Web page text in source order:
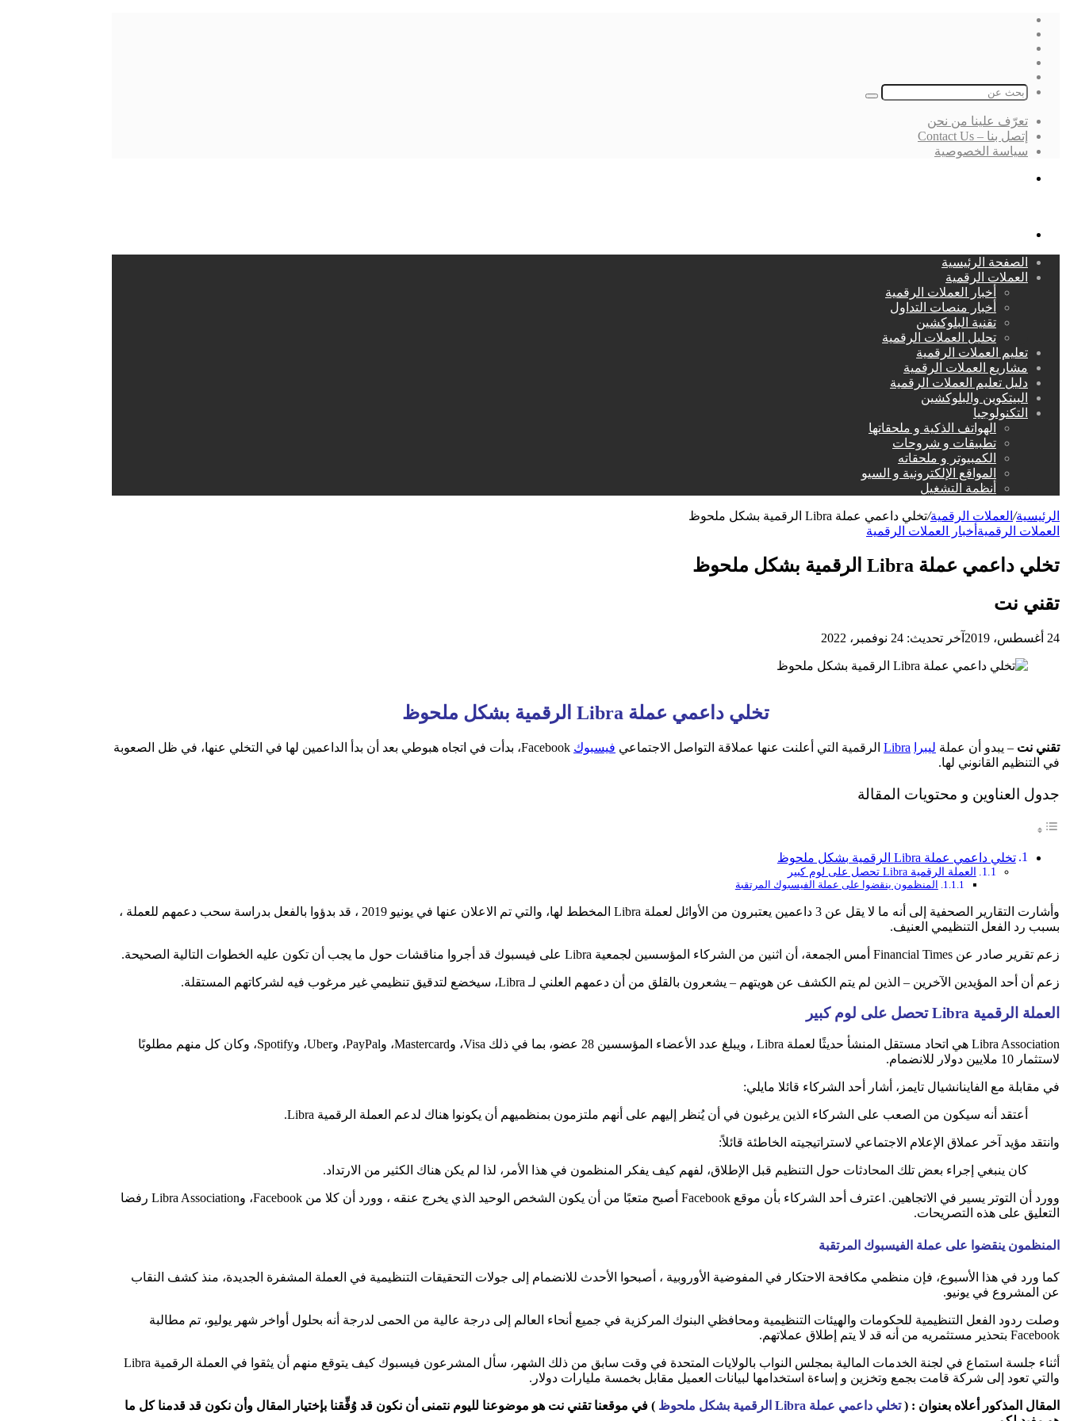
بحث
تعرّف علينا من نحن
إتصل بنا – Contact Us
سياسة الخصوصية
الصفحة الرئيسية
العملات الرقمية
أخبار العملات الرقمية
أخبار منصات التداول
تقنية البلوكشين
تحليل العملات الرقمية
تعليم العملات الرقمية
مشاريع العملات الرقمية
دليل تعليم العملات الرقمية
البيتكوين والبلوكشين
التكنولوجيا
الهواتف الذكية و ملحقاتها
تطبيقات و شروحات
الكمبيوتر و ملحقاته
المواقع الإلكترونية و السيو
أنظمة التشغيل
الرئيسية/ العملات الرقمية/تخلي داعمي عملة Libra الرقمية بشكل ملحوظ
العملات الرقمية أخبار العملات الرقمية
تخلي داعمي عملة Libra الرقمية بشكل ملحوظ
تقني نت
24 أغسطس، 2019 آخر تحديث: 24 نوفمبر، 2022
تخلي داعمي عملة Libra الرقمية بشكل ملحوظ
تقني نت – يبدو أن عملة ليبرا Libra الرقمية التي أعلنت عنها عملاقة التواصل الاجتماعي فيسبوك
Facebook، بدأت في اتجاه هبوطي بعد أن بدأ الداعمين لها في التخلي عنها، في ظل الصعوبة
في التنظيم القانوني لها.
جدول العناوين و محتويات المقالة
تخلي داعمي عملة Libra الرقمية بشكل ملحوظ
العملة الرقمية Libra تحصل على لوم كبير
المنظمون ينقضوا على عملة الفيسبوك المرتقبة
وأشارت التقارير الصحفية إلى أنه ما لا يقل عن 3 داعمين يعتبرون من الأوائل لعملة Libra المخطط لها، والتي تم الاعلان عنها في يونيو 2019 ، قد بدؤوا بالفعل بدراسة سحب دعمهم للعملة ،
بسبب رد الفعل التنظيمي العنيف.
زعم تقرير صادر عن Financial Times أمس الجمعة، أن اثنين من الشركاء المؤسسين لجمعية Libra على فيسبوك قد أجروا مناقشات حول ما يجب أن تكون عليه الخطوات التالية الصحيحة.
زعم أن أحد المؤيدين الآخرين – الذين لم يتم الكشف عن هويتهم – يشعرون بالقلق من أن دعمهم العلني لـ Libra، سيخضع لتدقيق تنظيمي غير مرغوب فيه لشركاتهم المستقلة.
العملة الرقمية Libra تحصل على لوم كبير
Libra Association هي اتحاد مستقل المنشأ حديثًا لعملة Libra ، ويبلغ عدد الأعضاء المؤسسين 28 عضو، بما في ذلك Visa، وMastercard، وPayPal، وUber، وSpotify، وكان كل منهم مطلوبًا
لاستثمار 10 ملايين دولار للانضمام.
في مقابلة مع الفاينانشيال تايمز، أشار أحد الشركاء قائلا مايلي:
أعتقد أنه سيكون من الصعب على الشركاء الذين يرغبون في أن يُنظر إليهم على أنهم ملتزمون بمنظميهم أن يكونوا هناك لدعم العملة الرقمية Libra.
وانتقد مؤيد آخر عملاق الإعلام الاجتماعي لاستراتيجيته الخاطئة قائلاً:
كان ينبغي إجراء بعض تلك المحادثات حول التنظيم قبل الإطلاق، لفهم كيف يفكر المنظمون في هذا الأمر، لذا لم يكن هناك الكثير من الارتداد.
وورد أن التوتر يسير في الاتجاهين. اعترف أحد الشركاء بأن موقع Facebook أصبح متعبًا من أن يكون الشخص الوحيد الذي يخرج عنقه ، وورد أن كلا من Facebook، وLibra Association رفضا
التعليق على هذه التصريحات.
المنظمون ينقضوا على عملة الفيسبوك المرتقبة
كما ورد في هذا الأسبوع، فإن منظمي مكافحة الاحتكار في المفوضية الأوروبية ، أصبحوا الأحدث للانضمام إلى جولات التحقيقات التنظيمية في العملة المشفرة الجديدة، منذ كشف النقاب
عن المشروع في يونيو.
وصلت ردود الفعل التنظيمية للحكومات والهيئات التنظيمية ومحافظي البنوك المركزية في جميع أنحاء العالم إلى درجة عالية من الحمى لدرجة أنه بحلول أواخر شهر يوليو، تم مطالبة
Facebook بتحذير مستثمريه من أنه قد لا يتم إطلاق عملاتهم.
أثناء جلسة استماع في لجنة الخدمات المالية بمجلس النواب بالولايات المتحدة في وقت سابق من ذلك الشهر، سأل المشرعون فيسبوك كيف يتوقع منهم أن يثقوا في العملة الرقمية Libra
والتي تعود إلى شركة قامت بجمع وتخزين و إساءة استخدامها لبيانات العميل مقابل بخمسة مليارات دولار.
المقال المذكور أعلاه بعنوان :
(تخلي داعمي عملة Libra الرقمية بشكل ملحوظ ) في موقعنا تقني نت هو موضوعنا لليوم نتمنى أن نكون قد وُفِّقنا بإختيار المقال وأن نكون قد قدمنا كل ما